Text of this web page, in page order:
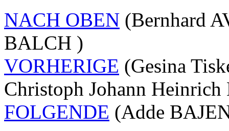
NACH OBEN (Bernhard
BALCH )
VORHERIGE (Gesina
Christoph Johann
FOLGENDE (Adde